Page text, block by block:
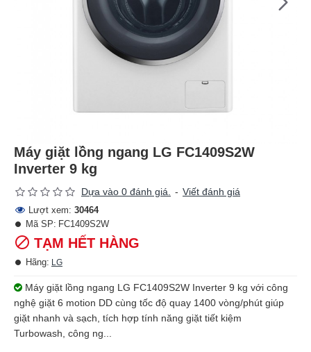
Máy giặt lồng ngang LG FC1409S2W
Inverter 9 kg
Dựa vào 0 đánh giá. - Viết đánh giá
Lượt xem: 30464
TẠM HẾT HÀNG
Hãng: LG
Mã SP: FC1409S2W
Máy giặt lồng ngang LG FC1409S2W Inverter 9 kg với công
nghệ giặt 6 motion DD cùng tốc độ quay 1400 vòng/phút giúp
giặt nhanh và sạch, tích hợp tính năng giặt tiết kiệm
Turbowash, công ng...